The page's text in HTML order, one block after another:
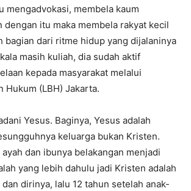
mengadvokasi, membela kaum
dengan itu maka membela rakyat kecil
bagian dari ritme hidup yang dijalaninya
masih kuliah, dia sudah aktif
kepada masyarakat melalui
Hukum (LBH) Jakarta.
Yesus. Baginya, Yesus adalah
keluarga bukan Kristen.
dan ibunya belakangan menjadi
yang lebih dahulu jadi Kristen adalah
dan dirinya, lalu 12 tahun setelah anak-